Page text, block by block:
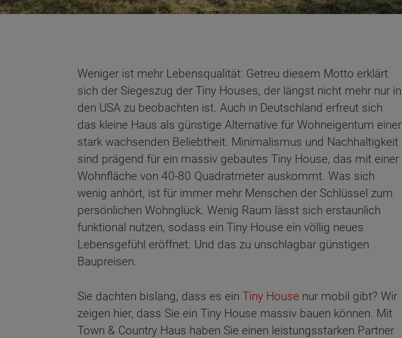
Weniger ist mehr Lebensqualität: Getreu diesem Motto erklärt
sich der Siegeszug der Tiny Houses, der längst nicht mehr nur in
den USA zu beobachten ist. Auch in Deutschland erfreut sich
das kleine Haus als günstige Alternative für Wohneigentum einer
stark wachsenden Beliebtheit. Minimalismus und Nachhaltigkeit
sind prägend für ein massiv gebautes Tiny House, das mit einer
Wohnfläche von 40-80 Quadratmeter auskommt. Was sich
wenig anhört, ist für immer mehr Menschen der Schlüssel zum
persönlichen Wohnglück. Wenig Raum lässt sich erstaunlich
funktional nutzen, sodass ein Tiny House ein völlig neues
Lebensgefühl eröffnet. Und das zu unschlagbar günstigen
Baupreisen.
Sie dachten bislang, dass es ein Tiny House nur mobil gibt? Wir
zeigen hier, dass Sie ein Tiny House massiv bauen können. Mit
Town & Country Haus haben Sie einen leistungsstarken Partner